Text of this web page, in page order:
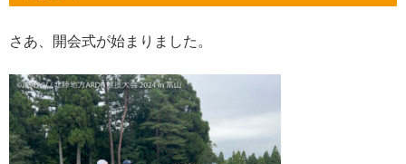
さあ、開会式が始まりました。